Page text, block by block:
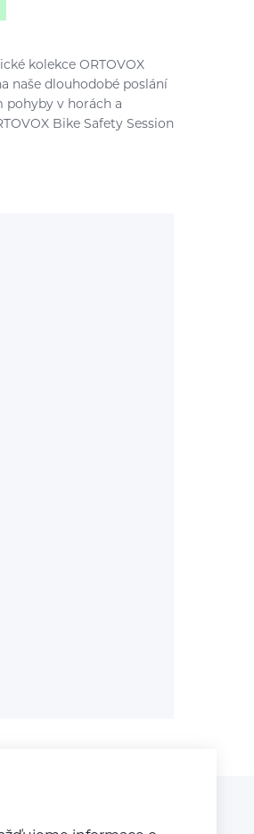
kolekce ORTOVOX
naše dlouhodobé poslání
pohyby v horách a
Bike Safety Session